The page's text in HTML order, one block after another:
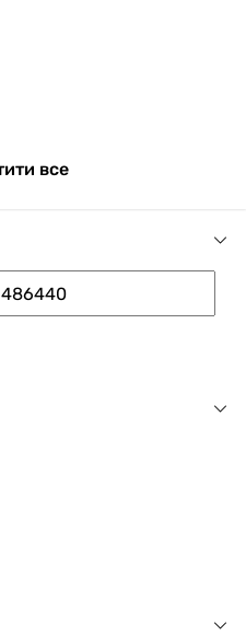
способи оплати,
та знажок для
все